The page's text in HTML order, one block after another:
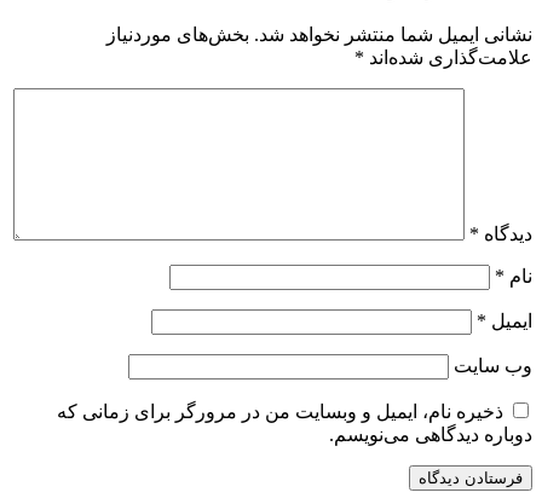
نشانی ایمیل شما منتشر نخواهد شد. بخش‌های موردنیاز
علامت‌گذاری شده‌اند *
دیدگاه *
نام *
ایمیل *
وب‌ سایت
ذخیره نام، ایمیل و وبسایت من در مرورگر برای زمانی که
دوباره دیدگاهی می‌نویسم.